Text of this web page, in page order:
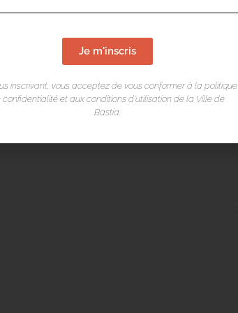
Je m'inscris
inscrivant, vous acceptez de vous conformer à la politique
confidentialité et aux conditions d’utilisation de la Ville de
Bastia.